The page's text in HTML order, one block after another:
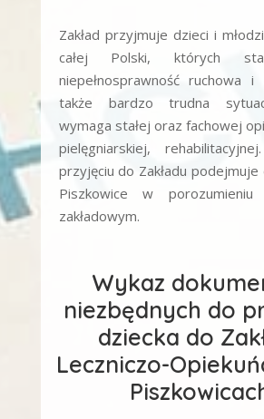
Zakład przyjmuje dzieci i
całej Polski, których
niepełnosprawność ruchowa i
także bardzo trudna
wymaga stałej oraz fachowej
pielęgniarskiej,
przyjęciu do Zakładu
Piszkowice w
zakładowym.
Wykaz
niezbędnych do
dziecka do
Leczniczo-